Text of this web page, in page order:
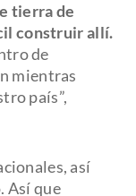
tierra de
construir allí.
de
mientras
país”,
así
Así que